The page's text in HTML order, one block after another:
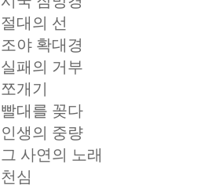
절대의 선
조야 확대경
실패의 거부
쪼개기
빨대를 꽂다
인생의 중량
그 사연의 노래
천심